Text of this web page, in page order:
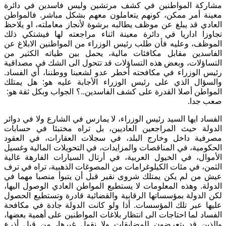
مشاركة المواطنين في كشف مرتشين وليس فاسدين في دائرة
معينة أمر ممكن، كونهم يتعاملون معهم بشكل مباشر. فالمواطن
العادي قد يبلغ عن موظف يطالبه برشوة لأنجاز معاملته، او يلاحظ
تجاوزا اداريا في دائرة معينة اثناء مراجعته لها فيشتكي ذلك
الموظف، وعليه فأن طلب رئيس الوزراء من المواطنين الابلاغ عن
الفاسدين مقابل مكافئات مالية، يحمل بين طياته الكثير من
التساؤلات، وبعض هذه التساؤلات قد تتحول الى الشك في مصداقية
رئيس الوزراء في مكافحته أخطر عدو لشعبنا ووطننا، أي الفساد.
والسؤال الذي على رئيس الوزراء الأجابة عليه هو: هل يمتلك
المواطن أصلا القدرة على كشف الفاسدين..؟ الجواب وبكل ثقة هو:
صعب جدا.
الفساد ايها السيد رئيس الوزراء، لا يمارس في الشارع ولا في دوائر
الدولة حيث المراجعين العاديين، بل تراه مختبئا في حسابات
مصرفية داخل وخارج البلد، في سجلات العقارات، في العقود
الحكومية، في المناقصات والمزايدات، في التحويلات المالية وغسيل
الأموال، في الخيول العربية، في أرتال السيارات الفارهة غالية
الثمن، في مئات الكيلوغرامات من المصوغات الذهبية، تراه في ترف
عيش من لم يكن يمتلك شروى نقير قبل أن يتبوأ منصبا مهما في
الدولة. وهذه المعلومات لا يستطيع المواطن العادي الوصول اليها،
لكن الدولة بمؤسساتها الرقابية والقضائية قادرة وتستطيع الحصول
عليها عبر تلك المؤسسات. أذا ولو كانت الدولة جادة في مكافحة
الفساد لما احتاجات الى انتظار بلاغات المواطنين على أهمية بعضها،
والذين قد يتعرضون للمضايقات ولا نقول غيرها، من قبل أذرع